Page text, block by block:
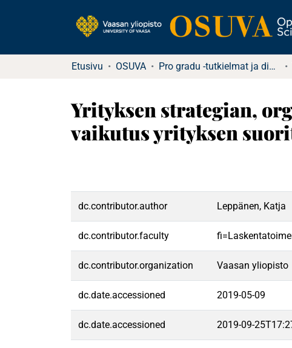
Etusivu OSUVA Pro gradu -tutkielmat ja diplomityöt (rajattu saatavuus)
Yrityksen strategian,
vaikutus yrityksen
dc.contributor.author Leppänen, Katja
dc.contributor.faculty
dc.contributor.organization Vaasan yliopisto
dc.date.accessioned 2019-05-09
dc.date.accessioned 2019-09-